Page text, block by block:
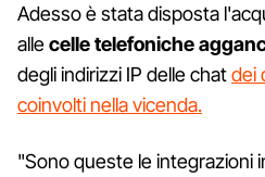
Adesso è stata disposta
allecelle telefoniche
degli indirizzi IP delle chatdei
coinvolti nella vicenda.
"Sono queste le integrazioni